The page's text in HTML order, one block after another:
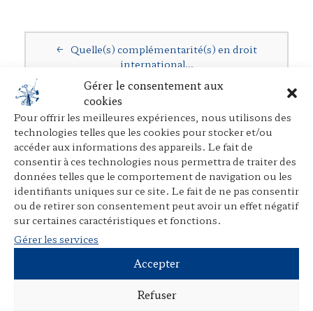
Gérer le consentement aux
cookies
Pour offrir les meilleures expériences, nous utilisons des
technologies telles que les cookies pour stocker et/ou
accéder aux informations des appareils. Le fait de
consentir à ces technologies nous permettra de traiter des
données telles que le comportement de navigation ou les
identifiants uniques sur ce site. Le fait de ne pas consentir
ou de retirer son consentement peut avoir un effet négatif
sur certaines caractéristiques et fonctions.
Gérer les services
Accepter
Refuser
← Quelle(s) complémentarité(s) en droit
international…
De la grande accélération à… →
◂Retour
Présentation